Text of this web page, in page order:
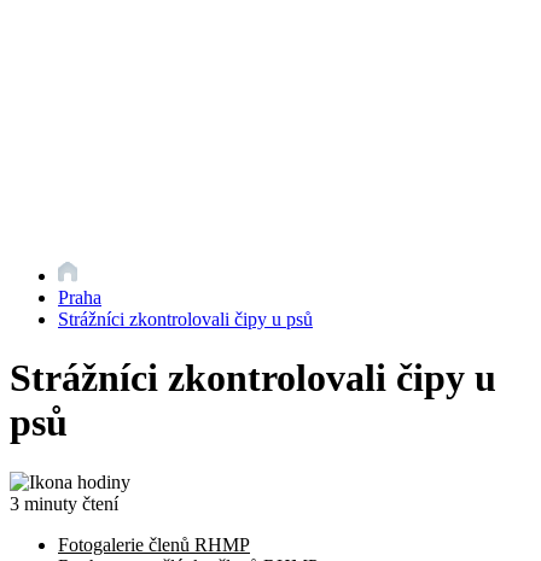
Praha
Strážníci zkontrolovali čipy u psů
Strážníci zkontrolovali čipy u
psů
3 minuty čtení
Fotogalerie členů RHMP